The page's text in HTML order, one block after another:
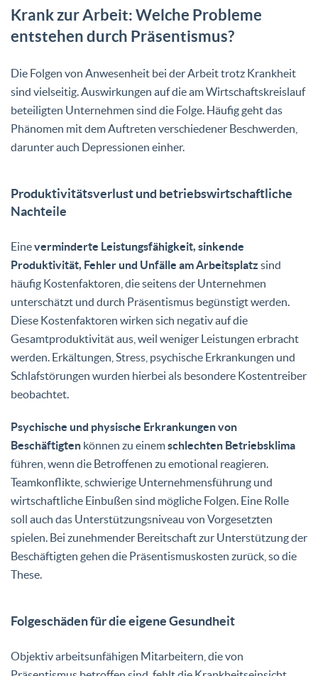
Krank zur Arbeit: Welche Probleme
entstehen durch Präsentismus?
Die Folgen von Anwesenheit bei der Arbeit trotz Krankheit
sind vielseitig. Auswirkungen auf die am Wirtschaftskreislauf
beteiligten Unternehmen sind die Folge. Häufig geht das
Phänomen mit dem Auftreten verschiedener Beschwerden,
darunter auch Depressionen einher.
Produktivitätsverlust und betriebswirtschaftliche
Nachteile
Eineverminderte Leistungsfähigkeit, sinkende
Produktivität, Fehler und Unfälle am Arbeitsplatz sind
häufig Kostenfaktoren, die seitens der Unternehmen
unterschätzt und durch Präsentismus begünstigt werden.
Diese Kostenfaktoren wirken sich negativ auf die
Gesamtproduktivität aus, weil weniger Leistungen erbracht
werden. Erkältungen, Stress, psychische Erkrankungen und
Schlafstörungen wurden hierbei als besondere Kostentreiber
beobachtet.
Psychische und physische Erkrankungen von
Beschäftigten können zu einemschlechten Betriebsklima
führen, wenn die Betroffenen zu emotional reagieren.
Teamkonflikte, schwierige Unternehmensführung und
wirtschaftliche Einbußen sind mögliche Folgen. Eine Rolle
soll auch das Unterstützungsniveau von Vorgesetzten
spielen. Bei zunehmender Bereitschaft zur Unterstützung der
Beschäftigten gehen die Präsentismuskosten zurück, so die
These.
Folgeschäden für die eigene Gesundheit
Objektiv arbeitsunfähigen Mitarbeitern, die von